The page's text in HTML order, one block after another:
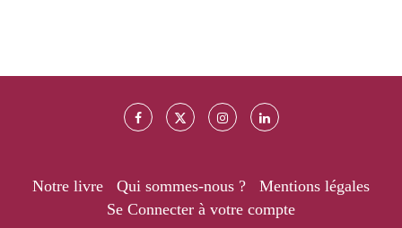
Notre livre Qui sommes-nous ?
Mentions légales
Se Connecter à votre compte